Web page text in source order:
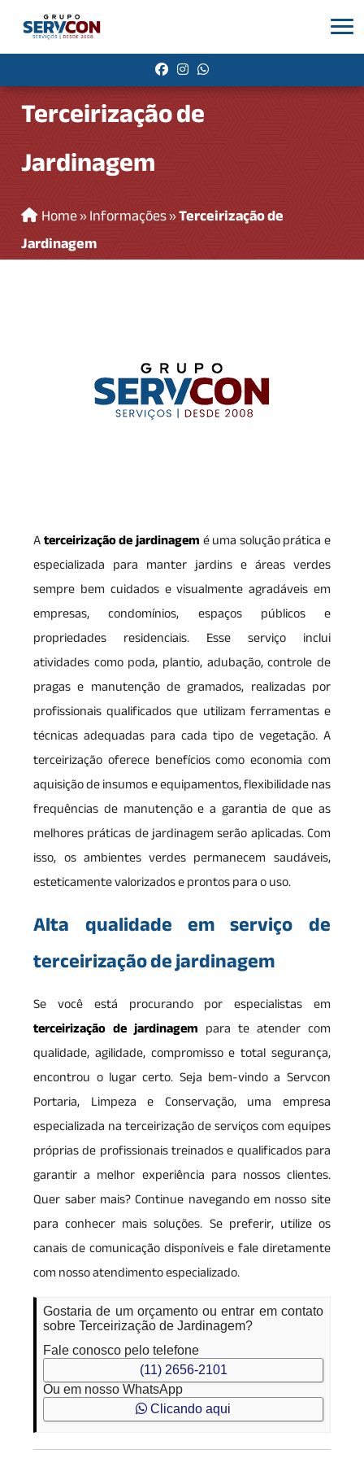
Terceirização de
Jardinagem
Home»Informações»Terceirização de
Jardinagem
Aterceirização de jardinagemé uma solução prática e
especializada para manter jardins e áreas verdes
sempre bem cuidados e visualmente agradáveis em
empresas, condomínios, espaços públicos e
propriedades residenciais. Esse serviço inclui
atividades como poda, plantio, adubação, controle de
pragas e manutenção de gramados, realizadas por
profissionais qualificados que utilizam ferramentas e
técnicas adequadas para cada tipo de vegetação. A
terceirização oferece benefícios como economia com
aquisição de insumos e equipamentos, flexibilidade nas
frequências de manutenção e a garantia de que as
melhores práticas de jardinagem serão aplicadas. Com
isso, os ambientes verdes permanecem saudáveis,
esteticamente valorizados e prontos para o uso.
Alta qualidade em serviço de
terceirização de jardinagem
Se você está procurando por especialistas em
terceirização de jardinagem para te atender com
qualidade, agilidade, compromisso e total segurança,
encontrou o lugar certo. Seja bem-vindo a Servcon
Portaria, Limpeza e Conservação, uma empresa
especializada na terceirização de serviços com equipes
próprias de profissionais treinados e qualificados para
garantir a melhor experiência para nossos clientes.
Quer saber mais? Continue navegando em nosso site
para conhecer mais soluções. Se preferir, utilize os
canais de comunicação disponíveis e fale diretamente
com nosso atendimento especializado.
Gostaria de um orçamento ou entrar em contato
sobre Terceirização de Jardinagem?
Fale conosco pelo telefone
(11) 2656-2101
Ou em nosso WhatsApp
Clicando aqui